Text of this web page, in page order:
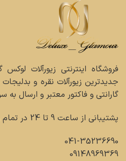
فروشگاه اینترنتی زیورآلات لوکس
جدیدترین زیورآلات نقره و بدلیجات
گارانتی و فاکتور معتبر و ارسال به
پشتیبانی از ساعت 9 تا 24 در تمام روزهای هفته :
041-35236690
09148969369